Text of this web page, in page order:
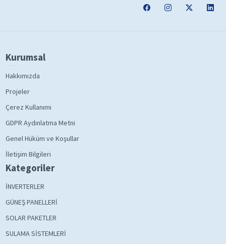
Kurumsal
Hakkımızda
Projeler
Çerez Kullanımı
GDPR Aydınlatma Metni
Genel Hüküm ve Koşullar
İletişim Bilgileri
Kategoriler
İNVERTERLER
GÜNEŞ PANELLERİ
SOLAR PAKETLER
SULAMA SİSTEMLERİ